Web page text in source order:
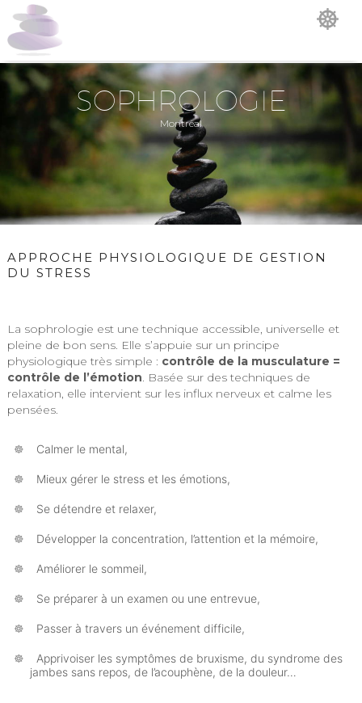
SOPHROLOGIE
Montréal
APPROCHE PHYSIOLOGIQUE DE GESTION
DU STRESS
La sophrologie est une technique accessible, universelle et
pleine de bon sens. Elle s’appuie sur un principe
physiologique très simple : contrôle de la musculature =
contrôle de l’émotion. Basée sur des techniques de
relaxation, elle intervient sur les influx nerveux et calme les
pensées.
Calmer le mental,
Mieux gérer le stress et les émotions,
Se détendre et relaxer,
Développer la concentration, l’attention et la mémoire,
Améliorer le sommeil,
Se préparer à un examen ou une entrevue,
Passer à travers un événement difficile,
Apprivoiser les symptômes de bruxisme, du syndrome des
jambes sans repos, de l’acouphène, de la douleur…